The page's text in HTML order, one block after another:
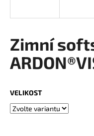
Zimní
VELIKOST
í
t
?
HLEDAT